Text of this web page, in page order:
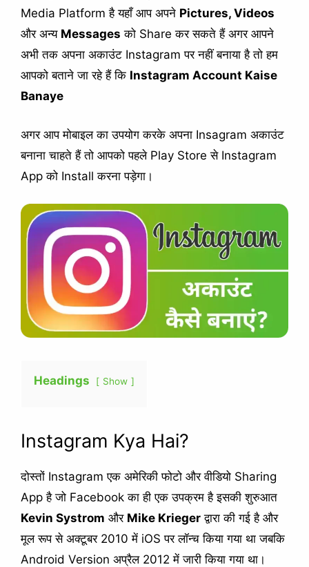
Media Platform है यहाँ आप अपने Pictures, Videos
और अन्य Messages को Share कर सकते हैं अगर आपने
अभी तक अपना अकाउंट Instagram पर नहीं बनाया है तो हम
आपको बताने जा रहे हैं कि Instagram Account Kaise
Banaye
अगर आप मोबाइल का उपयोग करके अपना Insagram अकाउंट
बनाना चाहते हैं तो आपको पहले Play Store से Instagram
App को Install करना पड़ेगा।
Headings Show
Instagram Kya Hai?
दोस्तों Instagram एक अमेरिकी फोटो और वीडियो Sharing
App है जो Facebook का ही एक उपक्रम है इसकी शुरुआत
Kevin Systrom और Mike Krieger द्वारा की गई है और
मूल रूप से अक्टूबर 2010 में iOS पर लॉन्च किया गया था जबकि
Android Version अप्रैल 2012 में जारी किया गया था।